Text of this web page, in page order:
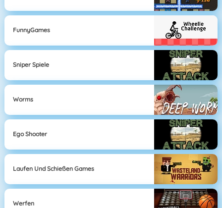
FunnyGames
Sniper Spiele
Worms
Ego Shooter
Laufen Und Schießen Games
Werfen